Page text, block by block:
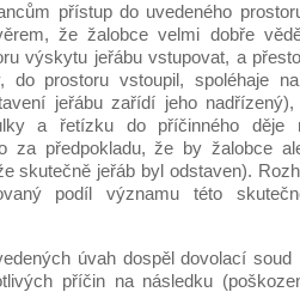
přístup do uvedeného
že žalobce velmi dobře
výskytu jeřábu vstupovat, a
do prostoru vstoupil, spoléhaje
jeřábu zařídí jeho
a řetízku do příčinného děje
za předpokladu, že by žalobce
skutečně jeřáb byl odstaven).
podíl významu této
úvah dospěl dovolací
příčin na následku